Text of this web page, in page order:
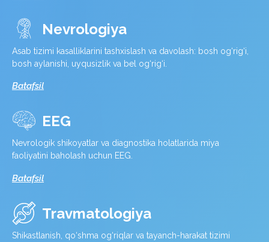
Nevrologiya
Asab tizimi kasalliklarini tashxislash va davolash: bosh og‘rig‘i,
bosh aylanishi, uyqusizlik va bel og‘rig‘i.
Batafsil
EEG
Nevrologik shikoyatlar va diagnostika holatlarida miya
faoliyatini baholash uchun EEG.
Batafsil
Travmatologiya
Shikastlanish, qo‘shma og‘riqlar va tayanch-harakat tizimi